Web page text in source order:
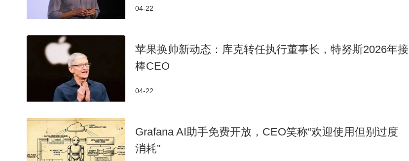
04-22
苹果换帅新动态：库克转任执行董事长，特努斯2026年接
棒CEO
04-22
Grafana AI助手免费开放，CEO笑称“欢迎使用但别过度
消耗”